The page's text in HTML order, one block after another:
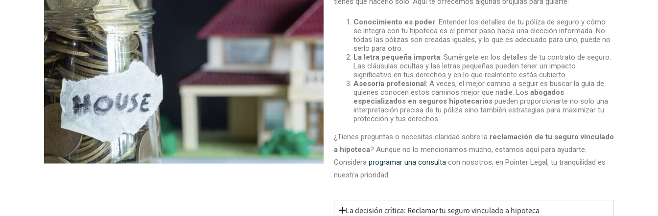
Conocimiento es poder: Entender los detalles de tu póliza de seguro y cómo
se integra con tu hipoteca es el primer paso hacia una elección informada. No
todas las pólizas son creadas iguales, y lo que es adecuado para uno, puede no
serlo para otro.
La letra pequeña importa: Sumérgete en los detalles de tu contrato de seguro.
Las cláusulas ocultas y las letras pequeñas pueden tener un impacto
significativo en tus derechos y en lo que realmente estás cubierto.
Asesoría profesional: A veces, el mejor camino a seguir es buscar la guía de
quienes conocen estos caminos mejor que nadie. Los abogados
especializados en seguros hipotecarios pueden proporcionarte no solo una
interpretación precisa de tu póliza sino también estrategias para maximizar tu
protección y tus derechos.
¿Tienes preguntas o necesitas claridad sobre la reclamación de tu seguro vinculado
a hipoteca? Aunque no lo mencionamos mucho, estamos aquí para ayudarte.
Considera programar una consulta con nosotros; en Pointer Legal, tu tranquilidad es
nuestra prioridad.
La decisión crítica: Reclamar tu seguro vinculado a hipoteca